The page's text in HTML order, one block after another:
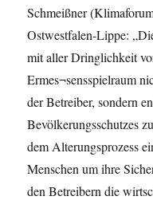
Schmeißner
Ostwestfalen-Lippe:
mit aller Dringlichkeit
Ermes¬sensspielraum
der Betreiber, sondern
Bevölkerungsschutzes
dem Alterungsprozess
Menschen um ihre
den Betreibern die